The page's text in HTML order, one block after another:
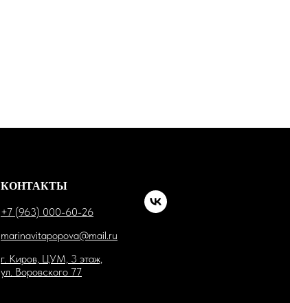
КОНТАКТЫ
+7 (963) 000-60-26
marinavitapopova@mail.ru
г. Киров, ЦУМ, 3 этаж,
ул. Воровского 77